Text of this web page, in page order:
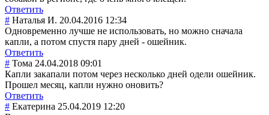
Ответить
# Наталья И. 20.04.2016 12:34
Одновременно лучше не использовать, но можно сначала
капли, а потом спустя пару дней - ошейник.
Ответить
# Тома 24.04.2018 09:01
Капли закапали потом через несколько дней одели ошейник.
Прошел месяц, капли нужно оновить?
Ответить
# Екатерина 25.04.2019 12:20